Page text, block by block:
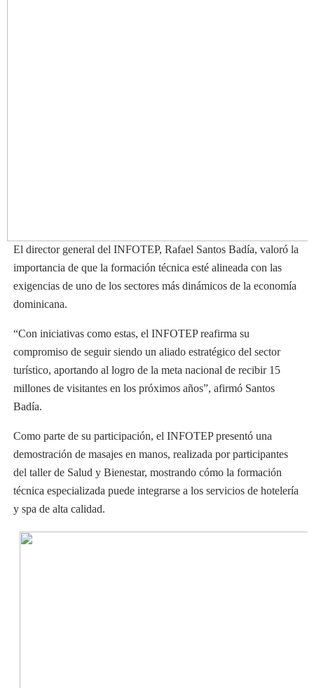
El director general del INFOTEP, Rafael Santos Badía, valoró la
importancia de que la formación técnica esté alineada con las
exigencias de uno de los sectores más dinámicos de la economía
dominicana.
“Con iniciativas como estas, el INFOTEP reafirma su
compromiso de seguir siendo un aliado estratégico del sector
turístico, aportando al logro de la meta nacional de recibir 15
millones de visitantes en los próximos años”, afirmó Santos
Badía.
Como parte de su participación, el INFOTEP presentó una
demostración de masajes en manos, realizada por participantes
del taller de Salud y Bienestar, mostrando cómo la formación
técnica especializada puede integrarse a los servicios de hotelería
y spa de alta calidad.